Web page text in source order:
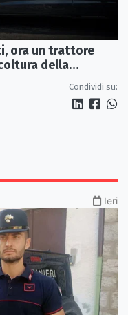
ora un trattore
della
Condividi su:
Ieri